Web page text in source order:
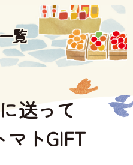
覧
送って
トGIFT